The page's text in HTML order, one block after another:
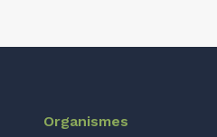
Organismes